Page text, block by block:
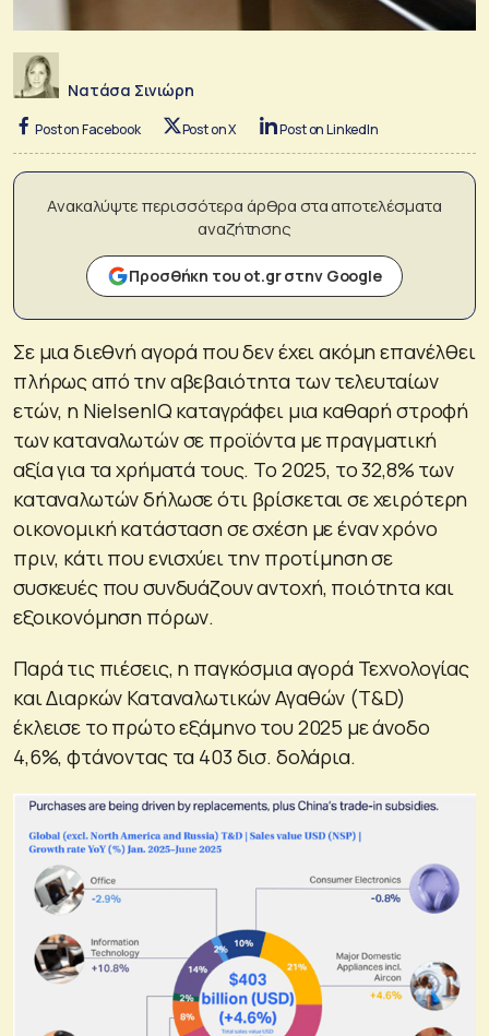
Νατάσα Σινιώρη
Post on Facebook Post on X Post on LinkedIn
Ανακαλύψτε περισσότερα άρθρα στα αποτελέσματα
αναζήτησης
Προσθήκη του ot.gr στην Google
Σε μια διεθνή αγορά που δεν έχει ακόμη επανέλθει
πλήρως από την αβεβαιότητα των τελευταίων
ετών, η NielsenIQ καταγράφει μια καθαρή στροφή
των καταναλωτών σε προϊόντα με πραγματική
αξία για τα χρήματά τους. Το 2025, το 32,8% των
καταναλωτών δήλωσε ότι βρίσκεται σε χειρότερη
οικονομική κατάσταση σε σχέση με έναν χρόνο
πριν, κάτι που ενισχύει την προτίμηση σε
συσκευές που συνδυάζουν αντοχή, ποιότητα και
εξοικονόμηση πόρων.
Παρά τις πιέσεις, η παγκόσμια αγορά Τεχνολογίας
και Διαρκών Καταναλωτικών Αγαθών (T&D)
έκλεισε το πρώτο εξάμηνο του 2025 με άνοδο
4,6%, φτάνοντας τα 403 δισ. δολάρια.